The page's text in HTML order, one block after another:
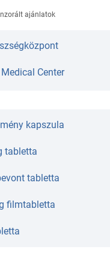
ajánlatok
Center
kapszula
tabletta
tabletta
filmtabletta